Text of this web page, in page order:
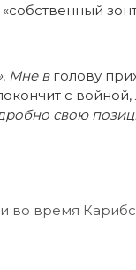
Мне вголову
с
свою
во время